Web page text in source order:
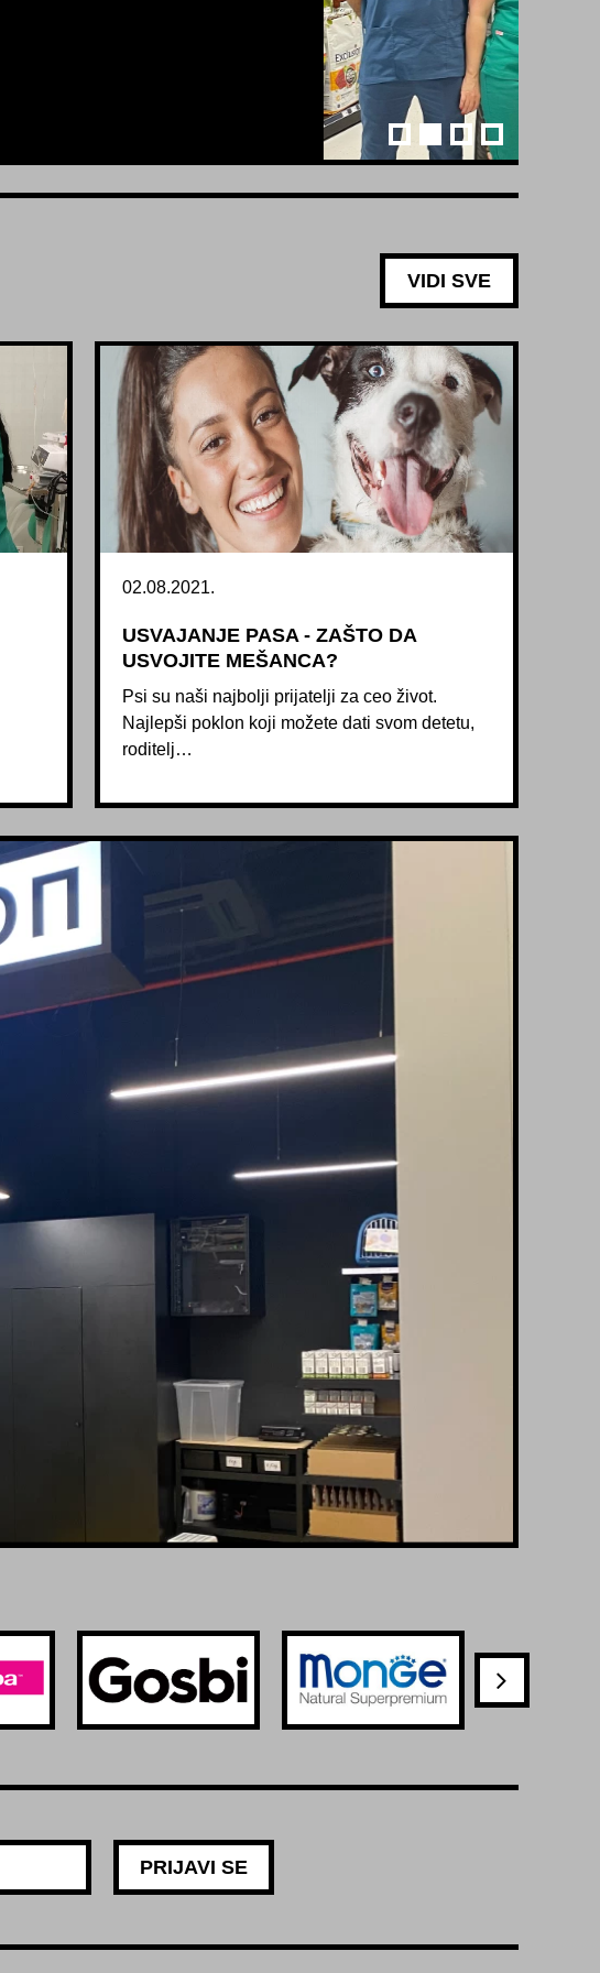
VIDI SVE
02.08.2021.
USVAJANJE PASA - ZAŠTO DA
USVOJITE MEŠANCA?
Psi su naši najbolji prijatelji za ceo život.
Najlepši poklon koji možete dati svom detetu,
roditelj…
PRIJAVI SE